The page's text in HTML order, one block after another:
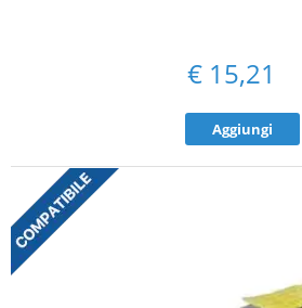
€ 15,21
Aggiungi